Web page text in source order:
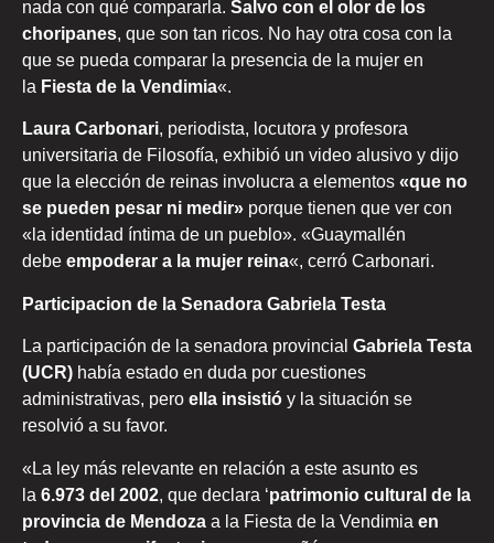
nada con qué compararla. Salvo con el olor de los
choripanes, que son tan ricos. No hay otra cosa con la
que se pueda comparar la presencia de la mujer en
la Fiesta de la Vendimia«.
Laura Carbonari, periodista, locutora y profesora
universitaria de Filosofía, exhibió un video alusivo y dijo
que la elección de reinas involucra a elementos «que no
se pueden pesar ni medir» porque tienen que ver con
«la identidad íntima de un pueblo». «Guaymallén
debe empoderar a la mujer reina«, cerró Carbonari.
Participacion de la Senadora Gabriela Testa
La participación de la senadora provincial Gabriela Testa
(UCR) había estado en duda por cuestiones
administrativas, pero ella insistió y la situación se
resolvió a su favor.
«La ley más relevante en relación a este asunto es
la 6.973 del 2002, que declara ‘patrimonio cultural de la
provincia de Mendoza a la Fiesta de la Vendimia en